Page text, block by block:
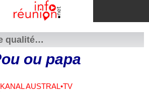
qualité…
ou papa
KANAL AUSTRAL•TV